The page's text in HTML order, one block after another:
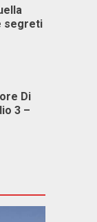
segreti
Di
3 –